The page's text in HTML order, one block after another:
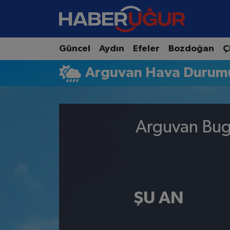
Güncel Aydın Efeler Bozdoğan
Arguvan Hava
Arguvan
ŞU AN
Aydın Nöbetçi Eczaneler
Aydın Hava Durumu